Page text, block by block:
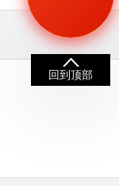
回到顶部